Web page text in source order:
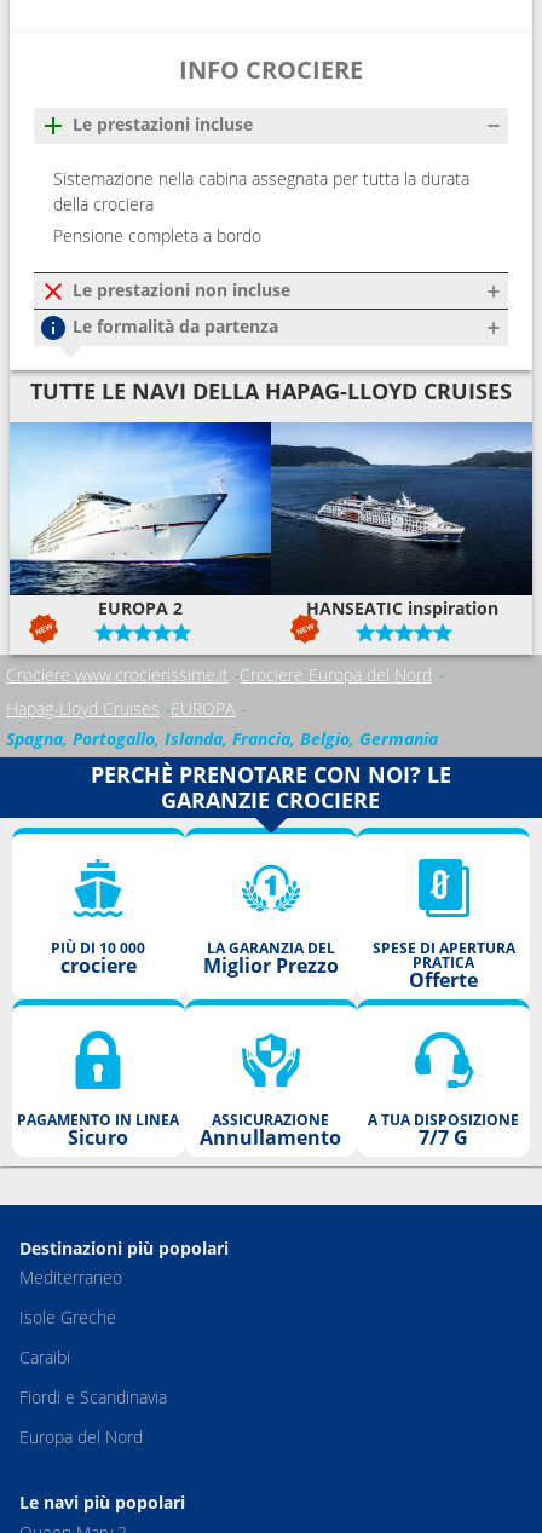
INFO CROCIERE
Le prestazioni incluse
Sistemazione nella cabina assegnata per tutta la durata
della crociera
Pensione completa a bordo
Le prestazioni non incluse
Le formalità da partenza
TUTTE LE NAVI DELLA HAPAG-LLOYD CRUISES
EUROPA 2 HANSEATIC inspiration
Crociere www.crocierissime.it Crociere Europa del Nord
Hapag-Lloyd Cruises EUROPA
Spagna, Portogallo, Islanda, Francia, Belgio, Germania
PERCHÈ PRENOTARE CON NOI? LE
GARANZIE CROCIERE
PIÙ DI 10 000
crociere
LA GARANZIA DEL
Miglior Prezzo
SPESE DI APERTURA
PRATICA
Offerte
PAGAMENTO IN LINEA
Sicuro
ASSICURAZIONE
Annullamento
A TUA DISPOSIZIONE
7/7 G
Destinazioni più popolari
Mediterraneo
Isole Greche
Caraibi
Fiordi e Scandinavia
Europa del Nord
Le navi più popolari